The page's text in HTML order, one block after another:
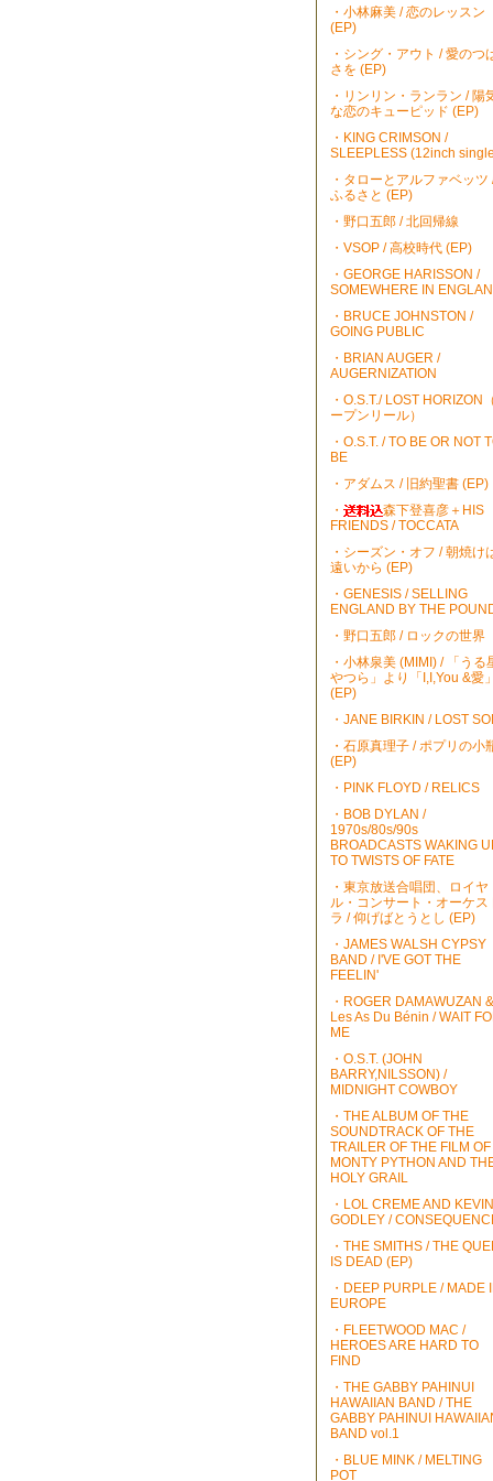
・小林麻美 / 恋のレッスン
(EP)
・シング・アウト / 愛のつ
さを (EP)
・リンリン・ランラン / 陽
な恋のキューピッド (EP)
・KING CRIMSON /
SLEEPLESS (12inch
・タローとアルファベッツ
ふるさと (EP)
・野口五郎 / 北回帰線
・VSOP / 高校時代 (EP)
・GEORGE HARISSON /
SOMEWHERE IN
・BRUCE JOHNSTON /
GOING PUBLIC
・BRIAN AUGER /
AUGERNIZATION
・O.S.T./ LOST HORIZON
ープンリール）
・O.S.T. / TO BE OR NOT
BE
・アダムス / 旧約聖書 (EP)
・
森下登喜彦＋HIS
FRIENDS / TOCCATA
・シーズン・オフ / 朝焼け
遠いから (EP)
・GENESIS / SELLING
ENGLAND BY THE
・野口五郎 / ロックの世界
・小林泉美 (MIMI) / 「うる
やつら」より「I,I,You &愛」
(EP)
・JANE BIRKIN / LOST
・石原真理子 / ポプリの小
(EP)
・PINK FLOYD / RELICS
・BOB DYLAN /
1970s/80s/90s
BROADCASTS WAKING
TO TWISTS OF FATE
・東京放送合唱団、ロイヤ
ル・コンサート・オーケス
ラ / 仰げばとうとし (EP)
・JAMES WALSH CYPSY
BAND / I'VE GOT THE
FEELIN'
・ROGER DAMAWUZAN &
Les As Du Bénin / WAIT
ME
・O.S.T. (JOHN
BARRY,NILSSON) /
MIDNIGHT COWBOY
・THE ALBUM OF THE
SOUNDTRACK OF THE
TRAILER OF THE FILM OF
MONTY PYTHON AND
HOLY GRAIL
・LOL CREME AND KEVIN
GODLEY /
・THE SMITHS / THE
IS DEAD (EP)
・DEEP PURPLE / MADE
EUROPE
・FLEETWOOD MAC /
HEROES ARE HARD TO
FIND
・THE GABBY PAHINUI
HAWAIIAN BAND / THE
GABBY PAHINUI
BAND vol.1
・BLUE MINK / MELTING
POT